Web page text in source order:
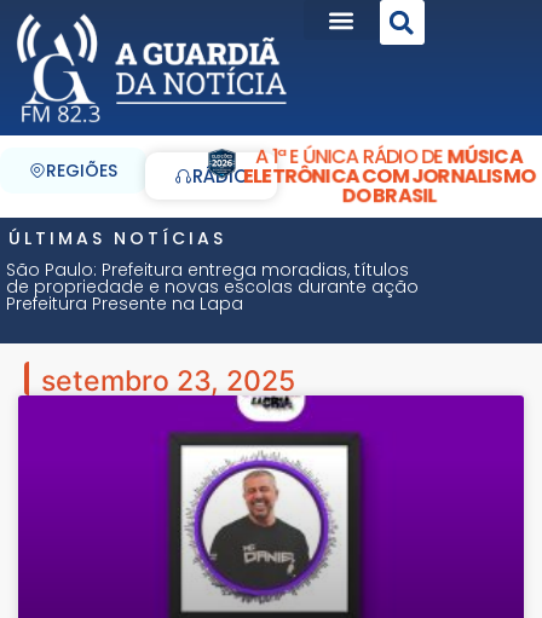
REGIÕES RÁDIO
A 1ª E ÚNICA RÁDIO DEMÚSICA
ELETRÔNICA COM JORNALISMO
DO BRASIL
ÚLTIMAS NOTÍCIAS
São Paulo: Prefeitura entrega moradias, títulos
de propriedade e novas escolas durante ação
Prefeitura Presente na Lapa
setembro 23, 2025